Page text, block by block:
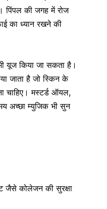
पिंपल की जगह में रोज
का ध्यान रखने की
यूज किया जा सकता है।
जाता है जो स्किन के
चाहिए। मस्टर्ड ऑयल,
अच्छा म्युजिक भी सुन
जैसे कोलेजन की सुरक्षा